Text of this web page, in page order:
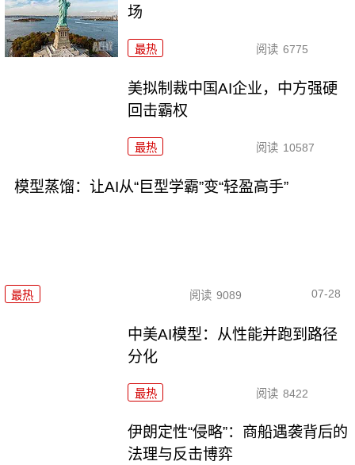
场
最热 阅读 6775
美拟制裁中国AI企业，中方强硬
回击霸权
最热 阅读 10587
模型蒸馏：让AI从“巨型学霸”变“轻盈高手”
最热 阅读 9089 07-28
中美AI模型：从性能并跑到路径
分化
最热 阅读 8422
伊朗定性“侵略”：商船遇袭背后的
法理与反击博弈